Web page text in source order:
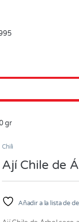
gr
Chili
Ají Chile de
Añadir a la lista de